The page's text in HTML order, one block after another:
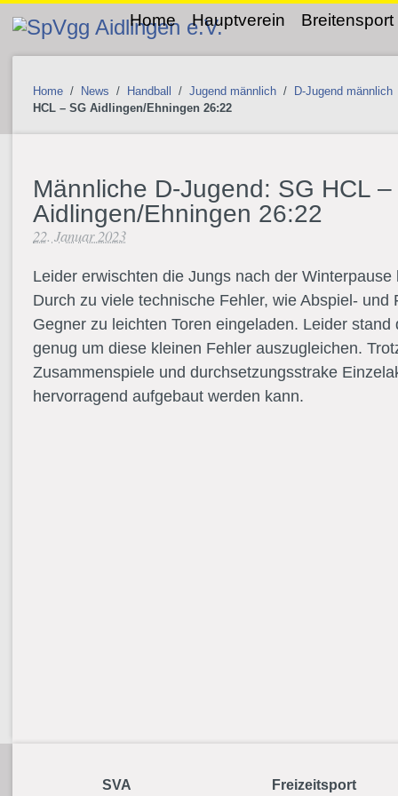
Home Hauptverein Breitensport
Home / News / Handball / Jugend männlich / D-Jugend männlich
HCL – SG Aidlingen/Ehningen 26:22
Männliche D-Jugend: SG HCL
Aidlingen/Ehningen 26:22
22. Januar 2023
Leider erwischten die Jungs nach der
Durch zu viele technische Fehler, wie Abspiel- und
Gegner zu leichten Toren eingeladen. Leider
genug um diese kleinen Fehler auszugleichen.
Zusammenspiele und durchsetzungsstrake
hervorragend aufgebaut werden kann.
SVA Freizeitsport